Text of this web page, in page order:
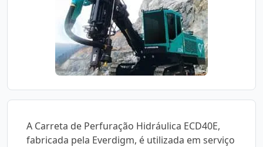
A Carreta de Perfuração Hidráulica ECD40E,
fabricada pela Everdigm, é utilizada em serviço